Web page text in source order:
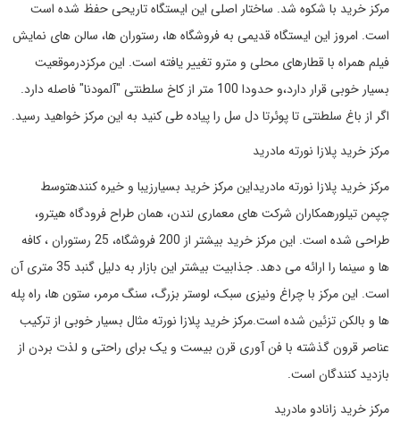
مرکز خرید با شکوه شد. ساختار اصلی این ایستگاه تاریحی حفظ شده است
است. امروز این ایستگاه قدیمی به فروشگاه ها، رستوران ها، سالن های نمایش
فیلم همراه با قطارهای محلی و مترو تغییر یافته است. این مرکزدرموقعیت
بسیار خوبی قرار دارد،و حدودا 100 متر از کاخ سلطنتی "آلمودنا" فاصله دارد.
اگر از باغ سلطنتی تا پوئرتا دل سل را پیاده طی کنید به این مرکز خواهید رسید.
مرکز خرید پلازا نورته مادرید
مرکز خرید پلازا نورته مادریداین مرکز خرید بسیارزیبا و خیره کنندهتوسط
چپمن تیلورهمکاران شرکت های معماری لندن، همان طراح فرودگاه هیترو،
طراحی شده است. این مرکز خرید بیشتر از 200 فروشگاه، 25 رستوران ، کافه
ها و سینما را ارائه می دهد. جذابیت بیشتر این بازار به دلیل گنبد 35 متری آن
است. این مرکز با چراغ ونیزی سبک، لوستر بزرگ، سنگ مرمر، ستون ها، راه پله
ها و بالکن تزئین شده است.مرکز خرید پلازا نورته مثال بسیار خوبی از ترکیب
عناصر قرون گذشته با فن آوری قرن بیست و یک برای راحتی و لذت بردن از
بازدید کنندگان است.
مرکز خرید زانادو مادرید